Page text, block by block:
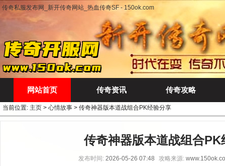
传奇私服发布网_新开传奇网站_热血传奇SF - 150ok.com
网站首页 传奇资讯 传奇攻略
当前位置: 主页 > 心情故事 > 传奇神器版本道战组合PK经验分享
传奇神器版本道战组合PK
发布时间: 2026-05-26 07:48 攻略来源: